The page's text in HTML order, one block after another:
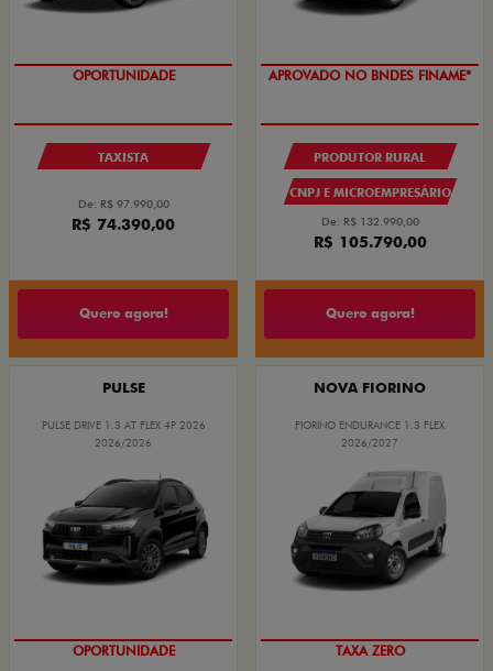
OPORTUNIDADE
TAXISTA
De: R$ 97.990,00
R$ 74.390,00
Quero agora!
APROVADO NO BNDES FINAME*
PRODUTOR RURAL
CNPJ E MICROEMPRESÁRIO
De: R$ 132.990,00
R$ 105.790,00
Quero agora!
PULSE
PULSE DRIVE 1.3 AT FLEX 4P 2026
2026/2026
OPORTUNIDADE
NOVA FIORINO
FIORINO ENDURANCE 1.3 FLEX
2026/2027
TAXA ZERO